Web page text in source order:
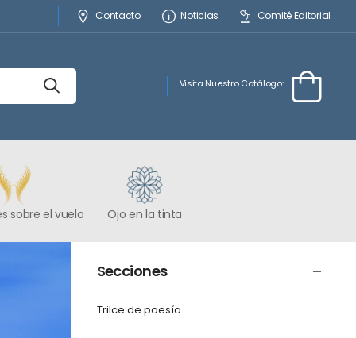
Contacto Noticias Comité Editorial
Visita Nuestro Catálogo:
sobre el vuelo Ojo en la tinta
Secciones
Trilce de poesía